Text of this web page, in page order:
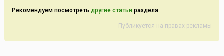
Рекомендуем посмотреть другие статьи раздела
Публикуется на правах рекламы